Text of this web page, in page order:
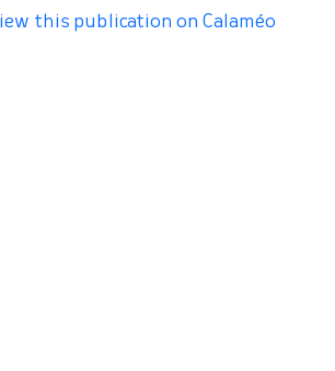
this publication on Calaméo